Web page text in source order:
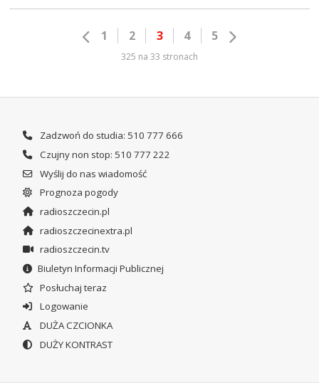
1 2 3 4 5
325 na 33 stronach
Zadzwoń do studia: 510 777 666
Czujny non stop: 510 777 222
Wyślij do nas wiadomość
Prognoza pogody
radioszczecin.pl
radioszczecinextra.pl
radioszczecin.tv
Biuletyn Informacji Publicznej
Posłuchaj teraz
Logowanie
DUŻA CZCIONKA
DUŻY KONTRAST